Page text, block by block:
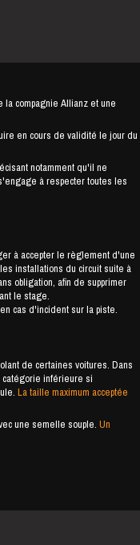
compagnie Allianz et une
en cours de validité le jour du
notamment qu'il ne
à respecter toutes les
à accepter le règlement d'une
installations du circuit suite à
obligation, afin de supprimer
le stage.
cas d'incident sur la piste.
de certaines voitures. Dans
catégorie inférieure si
La taille maximum acceptée
une semelle souple.Un